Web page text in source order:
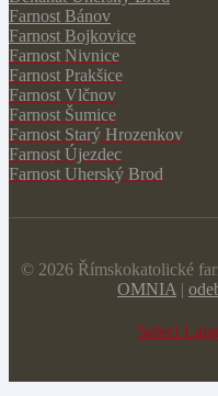
Farnost Bánov
Farnost Bojkovice
Farnost Nivnice
Farnost Prakšice
Farnost Vlčnov
Farnost Šumice
Farnost Starý Hrozenkov
Farnost Újezdec
Farnost Uherský Brod
© 2026 Římskokatolické
OMNIA |
Select